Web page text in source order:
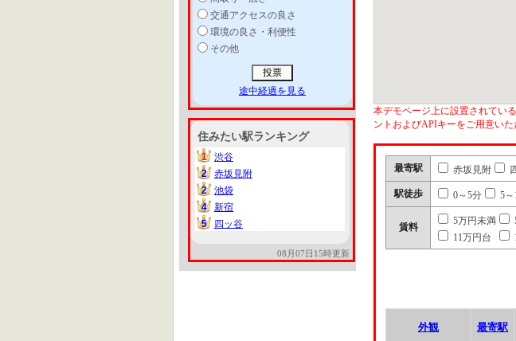
交通アクセスの良さ
環境の良さ・利便性
その他
途中経過を見る
住みたい駅ランキング
1
1
渋谷
2
2
赤坂見附
2
2
池袋
4
4
新宿
5
5 四ッ谷
08月07日15時更新
本デモページ上に設置されてい
ントおよびAPIキーをご用意い
最寄駅 赤坂見附
駅徒歩 0～5分 5
賃料
5万円未満
11万円台
外観 最寄駅